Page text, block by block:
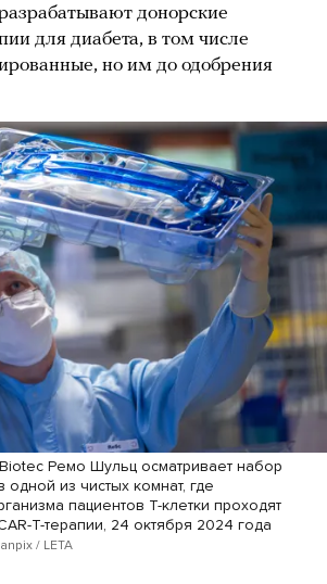
донорские
для диабета, в том числе
но им до одобрения
Ремо Шульц осматривает набор
из чистых комнат, где
пациентов Т-клетки проходят
T-терапии, 24 октября 2024 года
/ LETA